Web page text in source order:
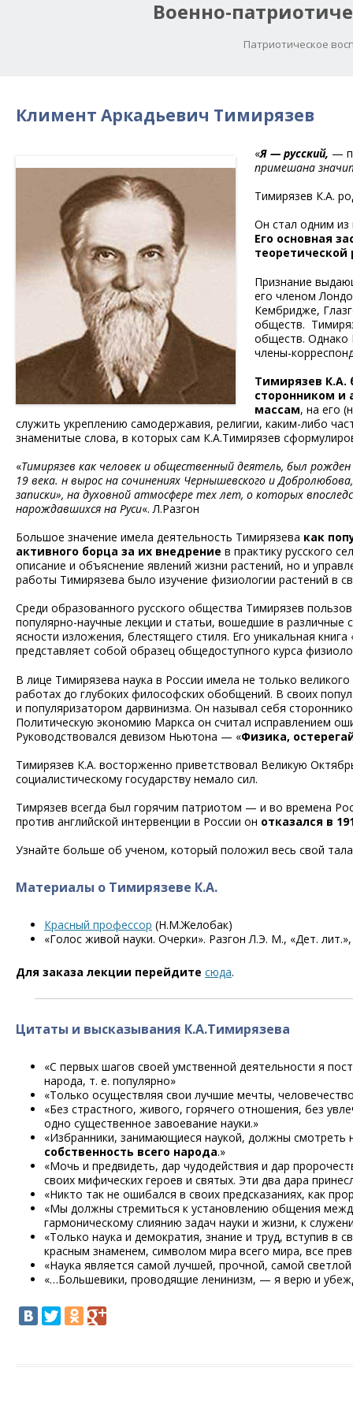
Военно-
Патриотическое
Климент Аркадьевич Тимирязев
«Я — русский, —
примешана
Тимирязев К.А.
Он стал одним из
Его основная
Признание
его членом
Кембридже,
обществ.
обществ. Однако
члены-
Тимирязев
сторонником
массам, на его
служить укреплению самодержавия, религии, каким-либо
знаменитые слова, в которых сам К.А.Тимирязев
«Тимирязев как человек и общественный деятель, был
19 века. н вырос на сочинениях Чернышевского и
записки», на духовной атмосфере тех лет, о которых
нарождавшихся на Руси«. Л.Разгон
Большое значение имела деятельность Тимирязева как
активного борца за их внедрение в практику русского
описание и объяснение явлений жизни растений, но и
работы Тимирязева было изучение физиологии растений в
Среди образованного русского общества Тимирязев
популярно-научные лекции и статьи, вошедшие в различные
ясности изложения, блестящего стиля. Его уникальная
представляет собой образец общедоступного курса
В лице Тимирязева наука в России имела не только
работах до глубоких философских обобщений. В своих
и популяризатором дарвинизма. Он называл себя
Политическую экономию Маркса он считал исправлением
Руководствовался девизом Ньютона — «Физика,
Тимирязев К.А. восторженно приветствовал Великую
социалистическому государству немало сил.
Тимрязев всегда был горячим патриотом — и во времена
против английской интервенции в России он отказался в
Узнайте больше об ученом, который положил весь свой
Материалы о Тимирязеве К.А.
Красный профессор (Н.М.Желобак)
«Голос живой науки. Очерки». Разгон Л.Э. М., «Дет.
Для заказа лекции перейдите сюда.
Цитаты и высказывания К.А.Тимирязева
«С первых шагов своей умственной деятельности я
народа, т. е. популярно»
«Только осуществляя свои лучшие мечты,
«Без страстного, живого, горячего отношения, без
одно существенное завоевание науки.»
«Избранники, занимающиеся наукой, должны
собственность всего народа.»
«Мочь и предвидеть, дар чудодействия и дар
своих мифических героев и святых. Эти два дара
«Никто так не ошибался в своих предсказаниях, как
«Мы должны стремиться к установлению общения
гармоническому слиянию задач науки и жизни, к
«Только наука и демократия, знание и труд, вступив
красным знаменем, символом мира всего мира, все
«Наука является самой лучшей, прочной, самой
«…Большевики, проводящие ленинизм, — я верю и